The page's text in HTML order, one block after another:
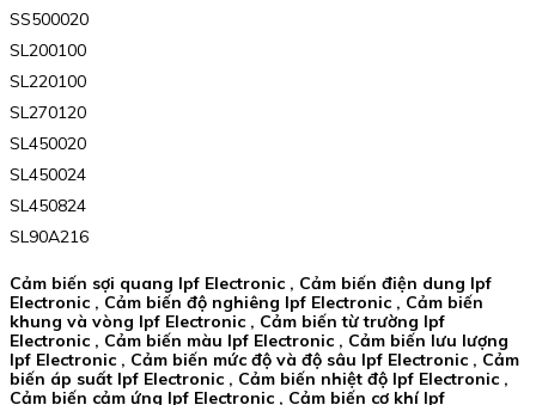
SS500020
SL200100
SL220100
SL270120
SL450020
SL450024
SL450824
SL90A216
Cảm biến sợi quang Ipf Electronic , Cảm biến điện dung Ipf
Electronic , Cảm biến độ nghiêng Ipf Electronic , Cảm biến
khung và vòng Ipf Electronic , Cảm biến từ trường Ipf
Electronic , Cảm biến màu Ipf Electronic , Cảm biến lưu lượng
Ipf Electronic , Cảm biến mức độ và độ sâu Ipf Electronic , Cảm
biến áp suất Ipf Electronic , Cảm biến nhiệt độ Ipf Electronic ,
Cảm biến cảm ứng Ipf Electronic , Cảm biến cơ khí Ipf